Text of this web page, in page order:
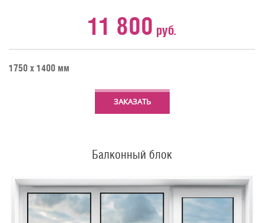
11 800 руб.
1750 х 1400 мм
ЗАКАЗАТЬ
Балконный блок